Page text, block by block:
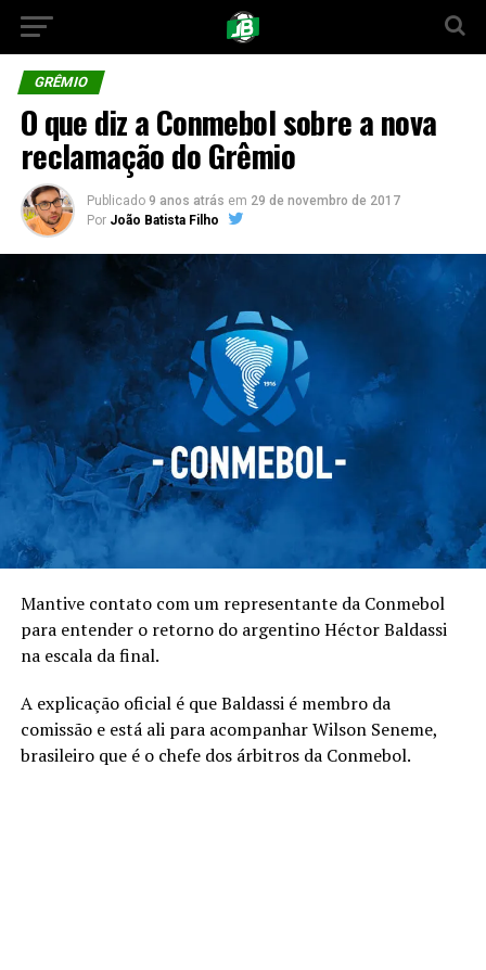
GRÊMIO
O que diz a Conmebol sobre a nova
reclamação do Grêmio
Publicado 9 anos atrás em 29 de novembro de 2017
Por João Batista Filho
Mantive contato com um representante da Conmebol
para entender o retorno do argentino Héctor Baldassi
na escala da final.
A explicação oficial é que Baldassi é membro da
comissão e está ali para acompanhar Wilson Seneme,
brasileiro que é o chefe dos árbitros da Conmebol.